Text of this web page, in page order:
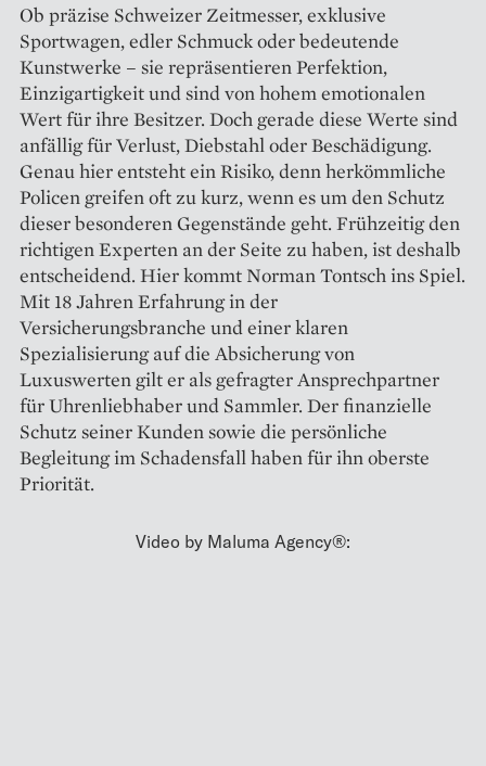
Ob präzise Schweizer Zeitmesser, exklusive
Sportwagen, edler Schmuck oder bedeutende
Kunstwerke – sie repräsentieren Perfektion,
Einzigartigkeit und sind von hohem emotionalen
Wert für ihre Besitzer. Doch gerade diese Werte sind
anfällig für Verlust, Diebstahl oder Beschädigung.
Genau hier entsteht ein Risiko, denn herkömmliche
Policen greifen oft zu kurz, wenn es um den Schutz
dieser besonderen Gegenstände geht. Frühzeitig den
richtigen Experten an der Seite zu haben, ist deshalb
entscheidend. Hier kommt Norman Tontsch ins Spiel.
Mit 18 Jahren Erfahrung in der
Versicherungsbranche und einer klaren
Spezialisierung auf die Absicherung von
Luxuswerten gilt er als gefragter Ansprechpartner
für Uhrenliebhaber und Sammler. Der finanzielle
Schutz seiner Kunden sowie die persönliche
Begleitung im Schadensfall haben für ihn oberste
Priorität.
Video by Maluma Agency®: